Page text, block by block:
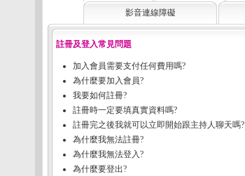
影音連線障礙
註冊及登入常見問題
加入會員需要支付任何費用嗎?
為什麼要加入會員?
我要如何註冊?
註冊時一定要填真實資料嗎?
註冊完之後我就可以立即開始跟主持人聊天嗎?
為什麼我無法註冊?
為什麼我無法登入?
為什麼要登出?